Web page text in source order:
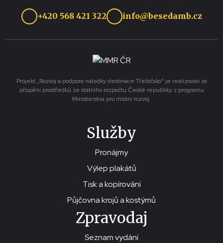
+420 568 421 322 info@besedamb.cz
Projekt „Rozvoj a podpora nabídky destinace Třebíčsko“ je realizován za
přispění prostředků ze státního rozpočtu České republiky z programu
Ministerstva pro místní rozvoj.
Služby
Pronájmy
Výlep plakátů
Tisk a kopírování
Půjčovna krojů a kostýmů
Zpravodaj
Seznam vydání